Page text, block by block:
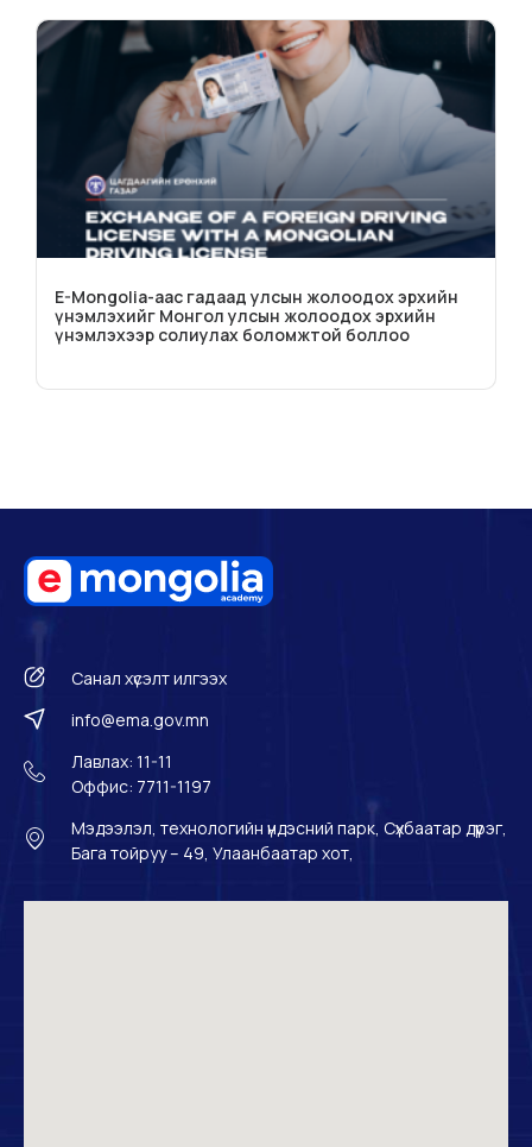
E-Mongolia-аас гадаад улсын жолоодох эрхийн
үнэмлэхийг Монгол улсын жолоодох эрхийн
үнэмлэхээр солиулах боломжтой боллоо
Санал хүсэлт илгээх
info@ema.gov.mn
Лавлах: 11-11
Оффис: 7711-1197
Мэдээлэл, технологийн үндэсний парк, Сүхбаатар дүүрэг,
Бага тойруу – 49, Улаанбаатар хот,